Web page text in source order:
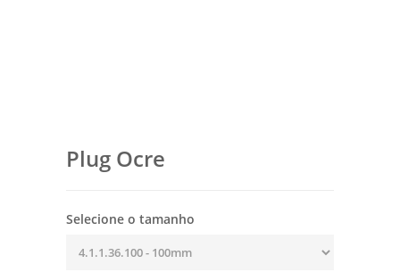
Plug Ocre
Selecione o tamanho